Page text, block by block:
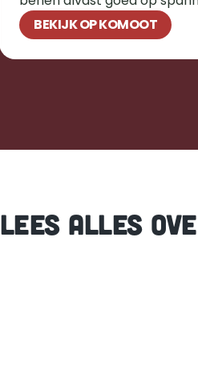
BEKIJK OP KOMOOT
LEES ALLES